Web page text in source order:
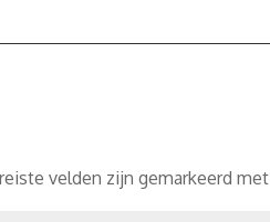
velden zijn gemarkeerd met